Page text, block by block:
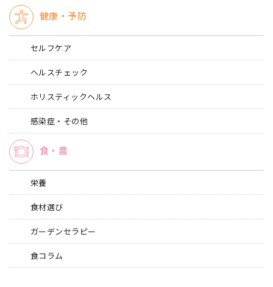
健康・予防
セルフケア
ヘルスチェック
ホリスティックヘルス
感染症・その他
食・農
栄養
食材選び
ガーデンセラピー
食コラム